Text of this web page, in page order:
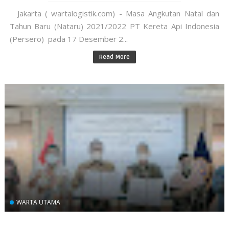
Jakarta ( wartalogistik.com) - Masa Angkutan Natal dan
Tahun Baru (Nataru) 2021/2022 PT Kereta Api Indonesia
(Persero) pada 17 Desember 2...
Read More
WARTA UTAMA